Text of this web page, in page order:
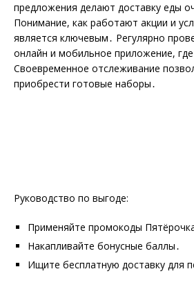
предложения делают доставку еды
Понимание, как работают акции и
является ключевым․ Регулярно
онлайн и мобильное приложение, где
Своевременное отслеживание
приобрести готовые наборы․
Руководство по выгоде:
Применяйте промокоды
Накапливайте бонусные баллы․
Ищите бесплатную доставку для